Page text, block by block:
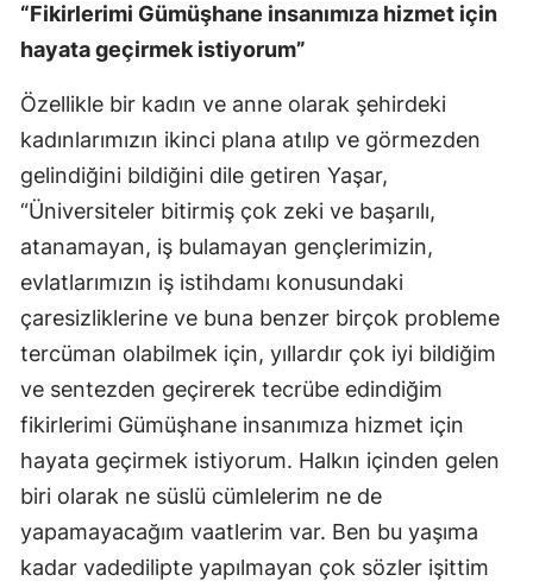
Sakarya
Siirt
Sinop
Tekirdağ
Tokat
Trabzon
Tunceli
Uşak
Van
“Fikirlerimi Gümüşhane insanımıza hizmet için
hayata geçirmek istiyorum”
Özellikle bir kadın ve anne olarak şehirdeki
kadınlarımızın ikinci plana atılıp ve görmezden
gelindiğini bildiğini dile getiren Yaşar,
“Üniversiteler bitirmiş çok zeki ve başarılı,
atanamayan, iş bulamayan gençlerimizin,
evlatlarımızın iş istihdamı konusundaki
çaresizliklerine ve buna benzer birçok probleme
tercüman olabilmek için, yıllardır çok iyi bildiğim
ve sentezden geçirerek tecrübe edindiğim
fikirlerimi Gümüşhane insanımıza hizmet için
hayata geçirmek istiyorum. Halkın içinden gelen
biri olarak ne süslü cümlelerim ne de
yapamayacağım vaatlerim var. Ben bu yaşıma
kadar vadedilipte yapılmayan çok sözler işittim